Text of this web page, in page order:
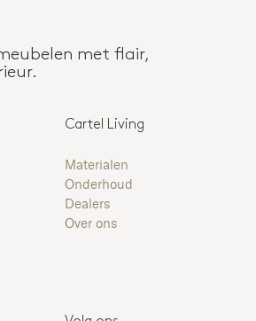
met flair,
Cartel Living
Materialen
Onderhoud
Dealers
Over ons